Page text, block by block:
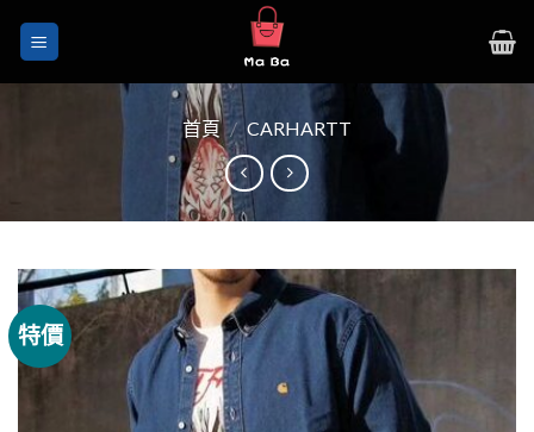
首頁 / CARHARTT
特價